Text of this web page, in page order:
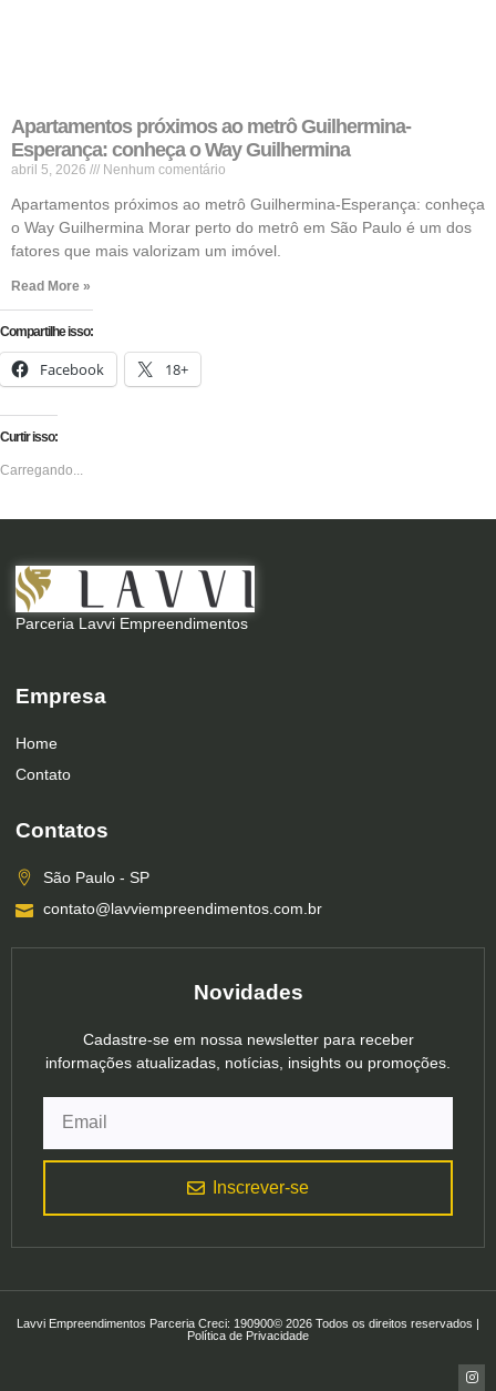
Apartamentos próximos ao metrô Guilhermina-
Esperança: conheça o Way Guilhermina
abril 5, 2026 Nenhum comentário
Apartamentos próximos ao metrô Guilhermina-Esperança: conheça
o Way Guilhermina Morar perto do metrô em São Paulo é um dos
fatores que mais valorizam um imóvel.
Read More »
Compartilhe isso:
Facebook 18+
Curtir isso:
Carregando...
Parceria Lavvi Empreendimentos
Empresa
Home
Contato
Contatos
São Paulo - SP
contato@lavviempreendimentos.com.br
Novidades
Cadastre-se em nossa newsletter para receber
informações atualizadas, notícias, insights ou promoções.
Inscrever-se
Lavvi Empreendimentos Parceria Creci: 190900© 2026 Todos os direitos reservados |
Política de Privacidade